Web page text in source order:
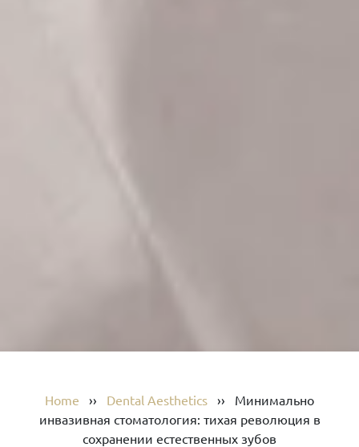
Home ›› Dental Aesthetics ›› Минимально
инвазивная стоматология: тихая революция в
сохранении естественных зубов